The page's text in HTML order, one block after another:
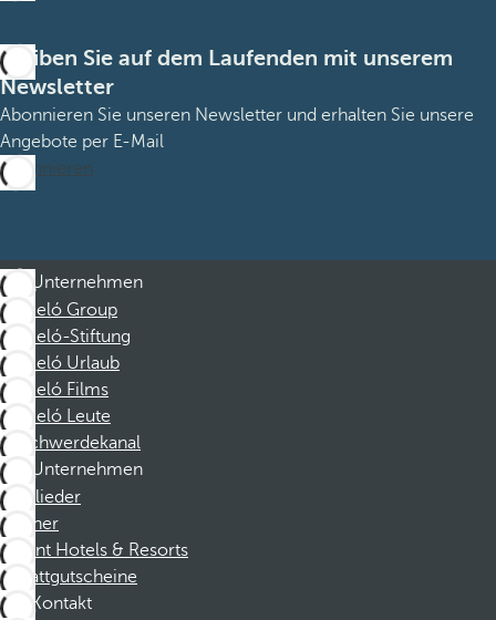
Bleiben Sie auf dem Laufenden mit unserem
Newsletter
Abonnieren Sie unseren Newsletter und erhalten Sie unsere
Angebote per E-Mail
Abonnieren
Unternehmen
Barceló Group
Barceló-Stiftung
Barceló Urlaub
Barceló Films
Barceló Leute
Beschwerdekanal
Unternehmen
Mitglieder
Partner
Dorint Hotels & Resorts
Rabattgutscheine
Kontakt